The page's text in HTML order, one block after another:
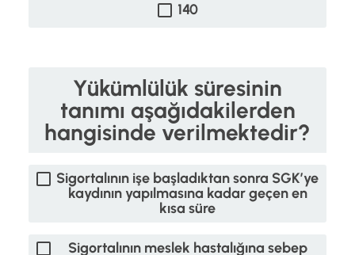
140
Yükümlülük süresinin
tanımı aşağıdakilerden
hangisinde verilmektedir?
Sigortalının işe başladıktan sonra SGK’ye
kaydının yapılmasına kadar geçen en
kısa süre
Sigortalının meslek hastalığına sebep